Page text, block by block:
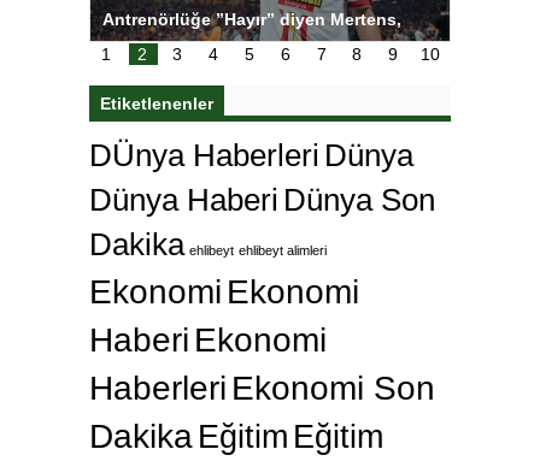
Antrenörlüğe ”Hayır” diyen Mertens,
Galatasaray’dan bakın ne istedi
1
2 3 4 5 6 7 8 9 10
Etiketlenenler
DÜnya Haberleri Dünya
Dünya Haberi Dünya Son
Dakika ehlibeyt ehlibeyt alimleri
Ekonomi Ekonomi
Haberi Ekonomi
Haberleri Ekonomi Son
Dakika Eğitim Eğitim